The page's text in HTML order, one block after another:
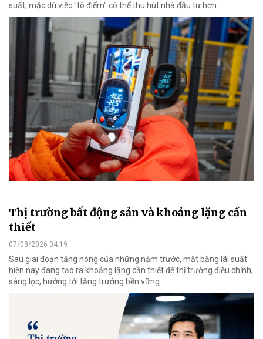
suất; mặc dù việc "tô điểm" có thể thu hút nhà đầu tư hơn.
Thị trường bất động sản và khoảng lặng cần
thiết
07/08/2026 04:19
Sau giai đoạn tăng nóng của những năm trước, mặt bằng lãi suất
hiện nay đang tạo ra khoảng lặng cần thiết để thị trường điều chỉnh,
sàng lọc, hướng tới tăng trưởng bền vững.